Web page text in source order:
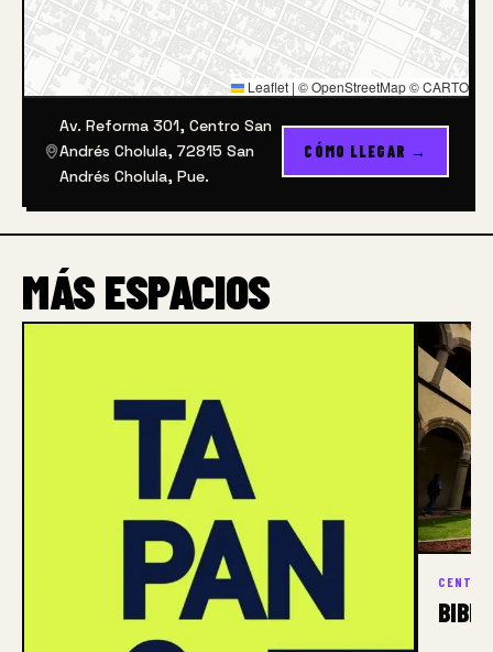
Leaflet | © OpenStreetMap © CARTO
Av. Reforma 301, Centro San
Andrés Cholula, 72815 San
Andrés Cholula, Pue.
CÓMO LLEGAR →
MÁS ESPACIOS
CENTRO